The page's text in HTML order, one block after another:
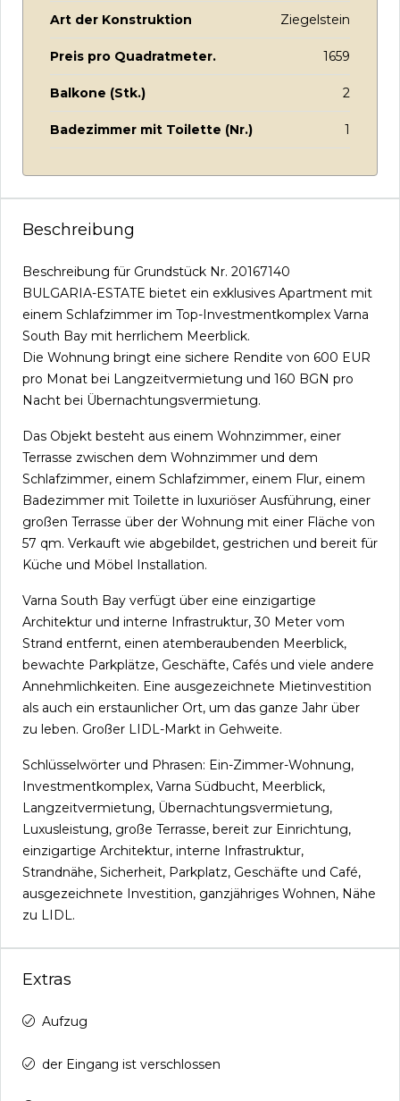
Art der Konstruktion Ziegelstein
Preis pro Quadratmeter. 1659
Balkone (Stk.) 2
Badezimmer mit Toilette (Nr.) 1
Beschreibung
Beschreibung für Grundstück Nr. 20167140
BULGARIA-ESTATE bietet ein exklusives Apartment mit
einem Schlafzimmer im Top-Investmentkomplex Varna
South Bay mit herrlichem Meerblick.
Die Wohnung bringt eine sichere Rendite von 600 EUR
pro Monat bei Langzeitvermietung und 160 BGN pro
Nacht bei Übernachtungsvermietung.
Das Objekt besteht aus einem Wohnzimmer, einer
Terrasse zwischen dem Wohnzimmer und dem
Schlafzimmer, einem Schlafzimmer, einem Flur, einem
Badezimmer mit Toilette in luxuriöser Ausführung, einer
großen Terrasse über der Wohnung mit einer Fläche von
57 qm. Verkauft wie abgebildet, gestrichen und bereit für
Küche und Möbel Installation.
Varna South Bay verfügt über eine einzigartige
Architektur und interne Infrastruktur, 30 Meter vom
Strand entfernt, einen atemberaubenden Meerblick,
bewachte Parkplätze, Geschäfte, Cafés und viele andere
Annehmlichkeiten. Eine ausgezeichnete Mietinvestition
als auch ein erstaunlicher Ort, um das ganze Jahr über
zu leben. Großer LIDL-Markt in Gehweite.
Schlüsselwörter und Phrasen: Ein-Zimmer-Wohnung,
Investmentkomplex, Varna Südbucht, Meerblick,
Langzeitvermietung, Übernachtungsvermietung,
Luxusleistung, große Terrasse, bereit zur Einrichtung,
einzigartige Architektur, interne Infrastruktur,
Strandnähe, Sicherheit, Parkplatz, Geschäfte und Café,
ausgezeichnete Investition, ganzjähriges Wohnen, Nähe
zu LIDL.
Extras
Aufzug
der Eingang ist verschlossen